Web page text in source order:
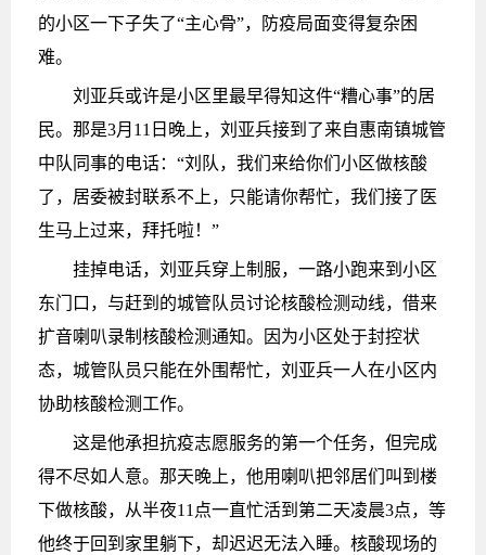
的小区一下子失了“主心骨”，防疫局面变得复杂困
难。
刘亚兵或许是小区里最早得知这件“糟心事”的居
民。那是3月11日晚上，刘亚兵接到了来自惠南镇城管
中队同事的电话：“刘队，我们来给你们小区做核酸
了，居委被封联系不上，只能请你帮忙，我们接了医
生马上过来，拜托啦！”
挂掉电话，刘亚兵穿上制服，一路小跑来到小区
东门口，与赶到的城管队员讨论核酸检测动线，借来
扩音喇叭录制核酸检测通知。因为小区处于封控状
态，城管队员只能在外围帮忙，刘亚兵一人在小区内
协助核酸检测工作。
这是他承担抗疫志愿服务的第一个任务，但完成
得不尽如人意。那天晚上，他用喇叭把邻居们叫到楼
下做核酸，从半夜11点一直忙活到第二天凌晨3点，等
他终于回到家里躺下，却迟迟无法入睡。核酸现场的